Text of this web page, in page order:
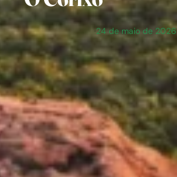
·24 de maio de 2026